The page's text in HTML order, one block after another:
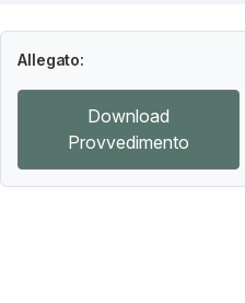
Allegato:
Download
Provvedimento